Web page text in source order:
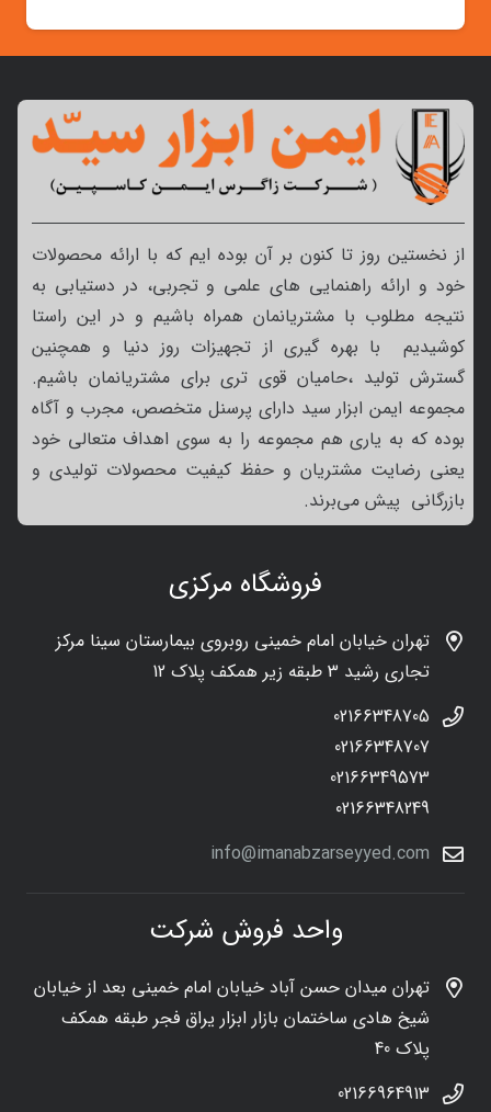
فروشگاه مرکزی
تهران خیابان امام خمینی روبروی بیمارستان سینا مرکز
تجاری رشید 3 طبقه زیر همکف پلاک 12
02166348705
02166348707
02166349573
02166348249
info@imanabzarseyyed.com
واحد فروش شرکت
تهران میدان حسن آباد خیابان امام خمینی بعد از خیابان
شیخ هادی ساختمان بازار ابزار یراق فجر طبقه همکف
پلاک 40
02166964913
از نخستین روز تا کنون بر آن بوده ایم که با ارائه محصولات
خود و ارائه راهنمایی های علمی و تجربی، در دستیابی به
نتیجه مطلوب با مشتریانمان همراه باشیم و در این راستا
کوشیدیم با بهره گیری از تجهیزات روز دنیا و همچنین
گسترش تولید ،حامیان قوی تری برای مشتریانمان باشیم.
مجموعه ایمن ابزار سید دارای پرسنل متخصص، مجرب و آگاه
بوده که به یاری هم مجموعه را به سوی اهداف متعالی خود
یعنی رضایت مشتریان و حفظ کیفیت محصولات تولیدی و
بازرگانی پیش می‌برند.